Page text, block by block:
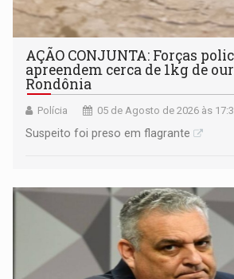
AÇÃO CONJUNTA: Forças
apreendem cerca de 1kg de
Rondônia
Polícia 05 de Agosto de 2026 às
Suspeito foi preso em flagrante